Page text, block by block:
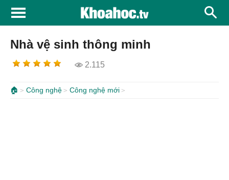
Nhà vệ sinh thông minh
2.115
🏠 Công nghệ Công nghệ mới